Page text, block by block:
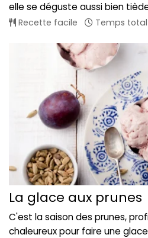
elle se déguste aussi bien
Recette facile Temps total
La glace aux prunes
C'est la saison des prunes,
chaleureux pour faire une